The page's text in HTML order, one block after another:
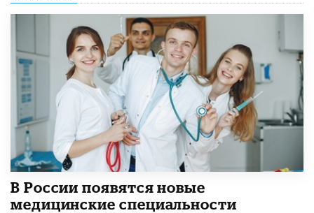
В России появятся новые
медицинские специальности